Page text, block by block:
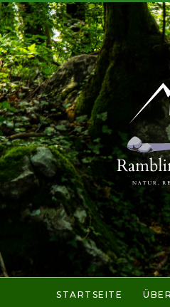
STARTSEITE